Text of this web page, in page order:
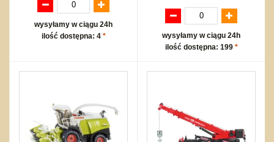
wysyłamy w ciągu 24h
ilość dostępna: 4 *
wysyłamy w ciągu 24h
ilość dostępna: 199 *